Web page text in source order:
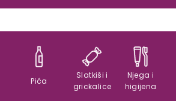
Pića
Slatkiši i
grickalice
Njega i
higijena